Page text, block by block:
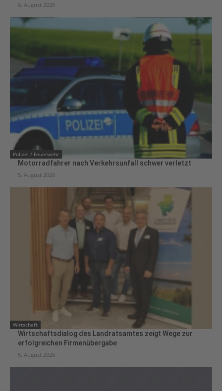
6. August 2026
Polizei / Feuerwehr
Motorradfahrer nach Verkehrsunfall schwer verletzt
5. August 2026
Wirtschaft
Wirtschaftsdialog des Landratsamtes zeigt Wege zur
erfolgreichen Firmenübergabe
5. August 2026